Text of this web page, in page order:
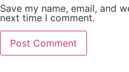
Save my name, email, and
next time I comment.